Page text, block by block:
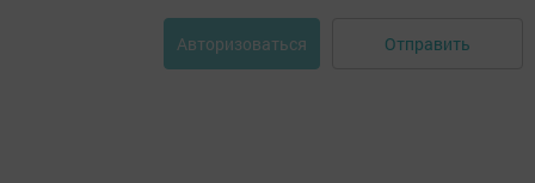
Авторизоваться Отправить